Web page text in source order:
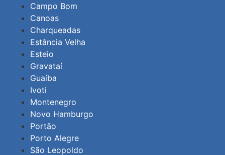
Campo Bom
Canoas
Charqueadas
Estância Velha
Esteio
Gravataí
Guaíba
Ivoti
Montenegro
Novo Hamburgo
Portão
Porto Alegre
São Leopoldo